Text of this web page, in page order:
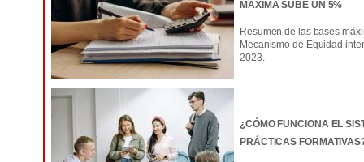
MÁXIMA SUBE UN 5%
Resumen de las bases
Mecanismo de Equidad
2023.
¿CÓMO FUNCIONA EL
PRÁCTICAS